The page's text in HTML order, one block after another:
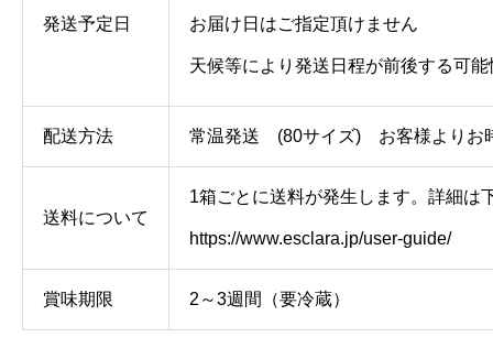
発送予定日 お届け日はご指定頂けません
天候等により発送日程が前後する可
配送方法 常温発送 (80サイズ) お客様よりお
送料について
1箱ごとに送料が発生します。詳細は
https://www.esclara.jp/user-guide/
賞味期限 2～3週間（要冷蔵）